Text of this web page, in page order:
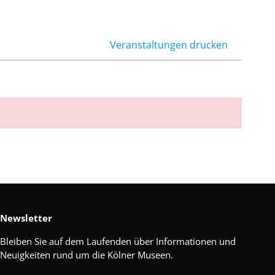
Veranstaltungen drucken
Newsletter
Bleiben Sie auf dem Laufenden über Informationen und
Neuigkeiten rund um die Kölner Museen.